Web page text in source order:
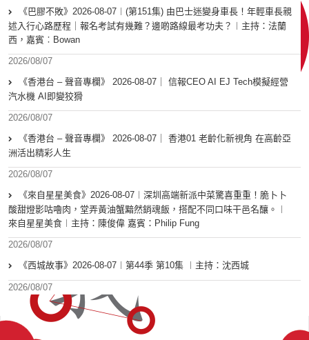
《巴膠不敗》2026-08-07︱(第151集) 由巴士迷變身車長！年輕車長親
述入行心路歷程｜報名考試有幾難？邊啲路線最考功夫？︱主持：法蘭
西，嘉賓︰Bowan
2026/08/07
《香港台 – 聲音專欄》 2026-08-07｜ 信報CEO AI EJ Tech模擬經營
汽水機 AI即變狡猾
2026/08/07
《香港台 – 聲音專欄》 2026-08-07｜ 香港01 老齡化新視角 在高齡亞
洲活出精彩人生
2026/08/07
《來自星星美食》2026-08-07︱深圳高端新派中菜驚喜重重！脆卜卜
酸甜燈影咕嚕肉，堂弄黃油蟹黯然銷魂飯，搭配不同口味干邑名釀。︱
來自星星美食︱主持：陳俊偉 嘉賓：Philip Fung
2026/08/07
《西城故事》2026-08-07︱第44季 第10集 ︱主持：沈西城
2026/08/07